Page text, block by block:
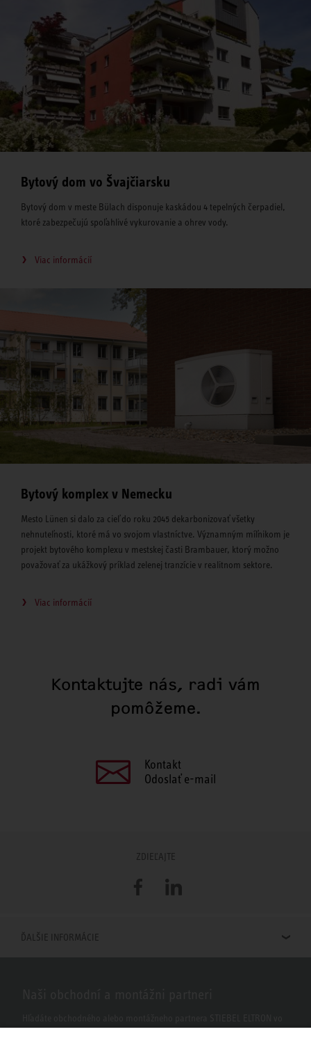
Bytový dom vo Švajčiarsku
Bytový dom v meste Bülach disponuje kaskádou 4 tepelných čerpadiel,
ktoré zabezpečujú spoľahlivé vykurovanie a ohrev vody.
Viac informácií
Bytový komplex v Nemecku
Mesto Lünen si dalo za cieľ do roku 2045 dekarbonizovať všetky
nehnuteľnosti, ktoré má vo svojom vlastníctve. Významným míľnikom je
projekt bytového komplexu v mestskej časti Brambauer, ktorý možno
považovať za ukážkový príklad zelenej tranzície v realitnom sektore.
Viac informácií
Kontaktujte nás, radi vám
pomôžeme.
Kontakt
Odoslať e-mail
ZDIEĽAJTE
FacebookLinkedIn
ĎALŠIE INFORMÁCIE